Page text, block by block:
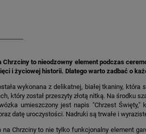
Chrzciny to nieodzowny element podczas
i życiowej historii. Dlatego warto zadbać o
wykonana z delikatnej, białej tkaniny,
który został przeszyty złotą nitką. Na środku
umieszczony jest napis "Chrzest
datę uroczystości. Nadruki są trwałe i
na Chrzciny to nie tylko funkcjonalny element